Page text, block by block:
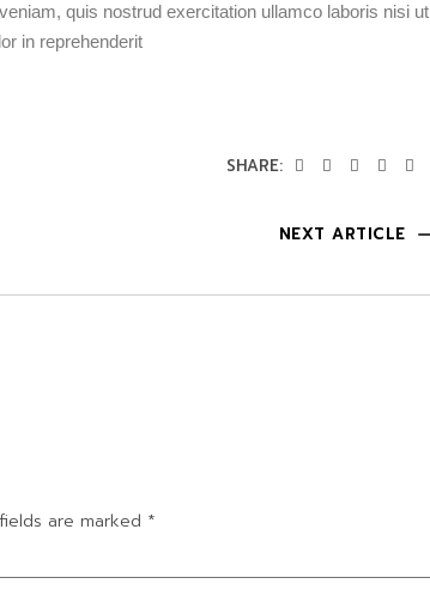
quis nostrud exercitation ullamco laboris nisi ut
in reprehenderit
SHARE:
NEXT ARTICLE
are marked *